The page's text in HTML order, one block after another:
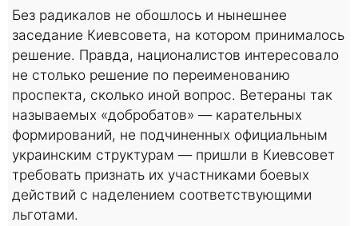
Без радикалов не обошлось и нынешнее
заседание Киевсовета, на котором принималось
решение. Правда, националистов интересовало
не столько решение по переименованию
проспекта, сколько иной вопрос. Ветераны так
называемых «добробатов» — карательных
формирований, не подчиненных официальным
украинским структурам — пришли в Киевсовет
требовать признать их участниками боевых
действий с наделением соответствующими
льготами.